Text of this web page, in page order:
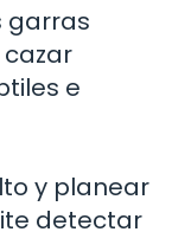
garras
e
y planear
detectar